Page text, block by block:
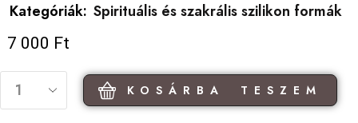
Kategóriák: Spirituális és szakrális szilikon formák
7 000 Ft
KOSÁRBA TESZEM